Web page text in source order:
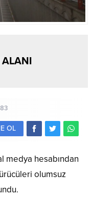
ALANI
OL
medya hesabından
olumsuz